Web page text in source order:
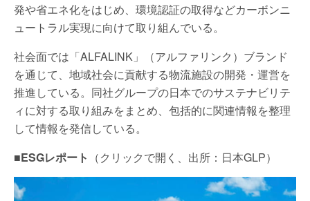
発や省エネ化をはじめ、環境認証の取得などカーボンニ
ュートラル実現に向けて取り組んでいる。
社会面では「ALFALINK」（アルファリンク）ブランド
を通じて、地域社会に貢献する物流施設の開発・運営を
推進している。同社グループの日本でのサステナビリテ
ィに対する取り組みをまとめ、包括的に関連情報を整理
して情報を発信している。
■ESGレポート （クリックで開く、出所：日本GLP）